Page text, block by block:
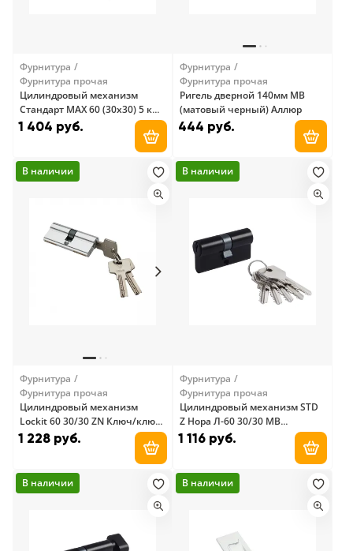
Фурнитура
Фурнитура прочая
Цилиндровый механизм
Стандарт MAX 60 (30х30) 5 к
ключ/ключ (100,10) SB
1 404 руб.
Добавить в корзину
Фурнитура
Фурнитура прочая
Ригель дверной 140мм MB
(матовый черный) Аллюр
444 руб.
В наличии
Фурнитура
Фурнитура прочая
Цилиндровый механизм
Lockit 60 30/30 ZN Ключ/ключ
(А6Р3030)
1 228 руб.
Добавить в корзину
В наличии
Фурнитура
Фурнитура прочая
Цилиндровый механизм STD
Z Нора Л-60 30/30 MB
(матовый черный) Ключ/
1 116 руб.
В наличии В наличии